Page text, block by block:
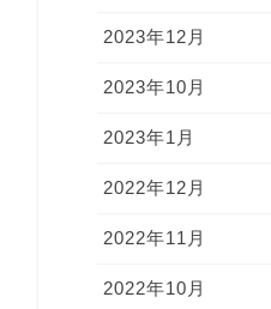
2023年12月
2023年10月
2023年1月
2022年12月
2022年11月
2022年10月